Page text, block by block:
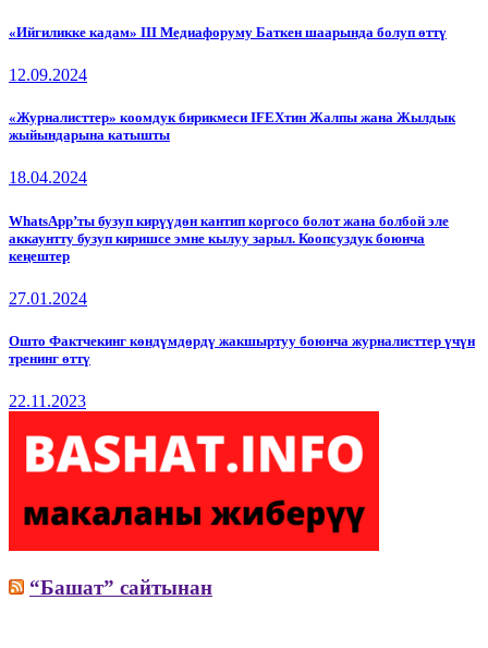
«Ийгиликке кадам» III Медиафоруму Баткен шаарында болуп өттү
12.09.2024
«Журналисттер» коомдук бирикмеси IFEXтин Жалпы жана Жылдык
жыйындарына катышты
18.04.2024
WhatsApp’ты бузуп кирүүдөн кантип коргосо болот жана болбой эле
аккаунтту бузуп киришсе эмне кылуу зарыл. Коопсуздук боюнча
кеңештер
27.01.2024
Ошто Фактчекинг көндүмдөрдү жакшыртуу боюнча журналисттер үчүн
тренинг өттү
22.11.2023
“Башат” сайтынан